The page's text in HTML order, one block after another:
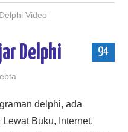
Delphi Video
94
Delphi
ebta
delphi, ada
Buku, Internet,